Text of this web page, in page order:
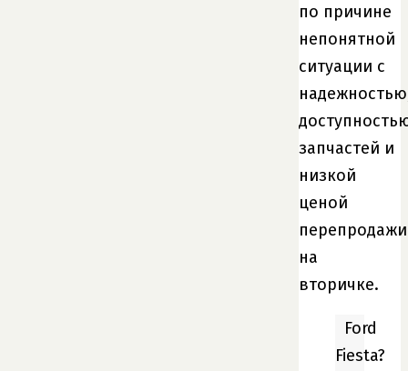
по причине
непонятной
ситуации с
запчастей и
низкой
ценой
перепродажи
на
вторичке.
Ford
Fiesta?